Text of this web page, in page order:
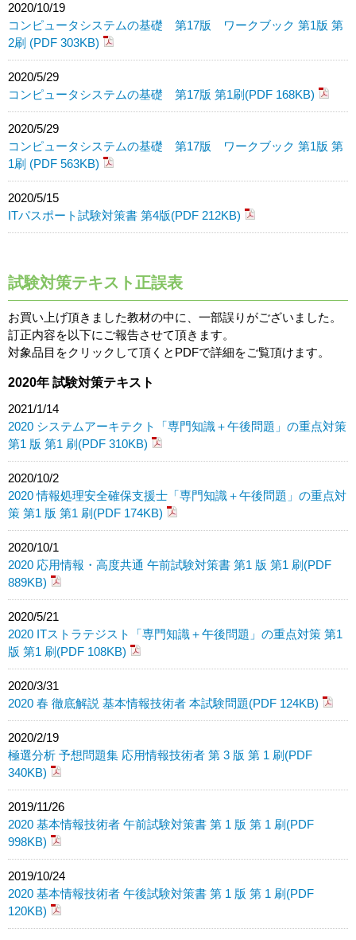
2020/10/19
コンピュータシステムの基礎 第17版 ワークブック 第1版 第
2刷 (PDF 303KB)
2020/5/29
コンピュータシステムの基礎 第17版 第1刷(PDF 168KB)
2020/5/29
コンピュータシステムの基礎 第17版 ワークブック 第1版 第
1刷 (PDF 563KB)
2020/5/15
ITパスポート試験対策書 第4版(PDF 212KB)
試験対策テキスト正誤表
お買い上げ頂きました教材の中に、一部誤りがございました。
訂正内容を以下にご報告させて頂きます。
対象品目をクリックして頂くとPDFで詳細をご覧頂けます。
2020年 試験対策テキスト
2021/1/14
2020 システムアーキテクト「専門知識＋午後問題」の重点対策
第1 版 第1 刷(PDF 310KB)
2020/10/2
2020 情報処理安全確保支援士「専門知識＋午後問題」の重点対
策 第1 版 第1 刷(PDF 174KB)
2020/10/1
2020 応用情報・高度共通 午前試験対策書 第1 版 第1 刷(PDF
889KB)
2020/5/21
2020 ITストラテジスト「専門知識＋午後問題」の重点対策 第1
版 第1 刷(PDF 108KB)
2020/3/31
2020 春 徹底解説 基本情報技術者 本試験問題(PDF 124KB)
2020/2/19
極選分析 予想問題集 応用情報技術者 第 3 版 第 1 刷(PDF
340KB)
2019/11/26
2020 基本情報技術者 午前試験対策書 第 1 版 第 1 刷(PDF
998KB)
2019/10/24
2020 基本情報技術者 午後試験対策書 第 1 版 第 1 刷(PDF
120KB)